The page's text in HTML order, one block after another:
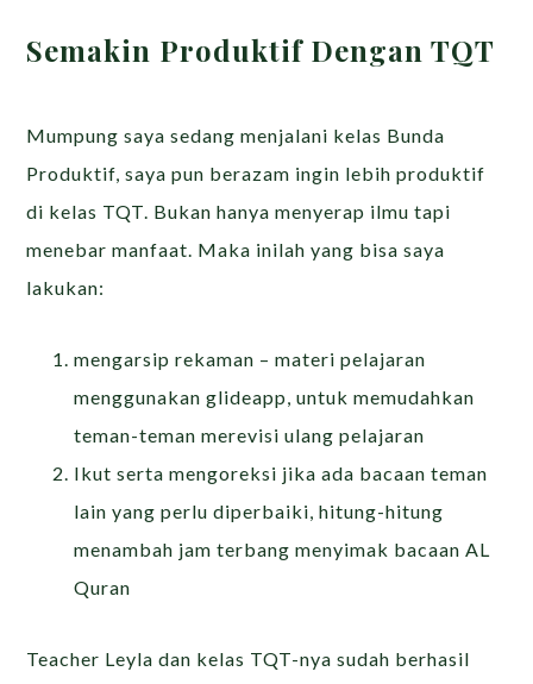
Semakin Produktif Dengan TQT
Mumpung saya sedang menjalani kelas Bunda
Produktif, saya pun berazam ingin lebih produktif
di kelas TQT. Bukan hanya menyerap ilmu tapi
menebar manfaat. Maka inilah yang bisa saya
lakukan:
mengarsip rekaman – materi pelajaran
menggunakan glideapp, untuk memudahkan
teman-teman merevisi ulang pelajaran
Ikut serta mengoreksi jika ada bacaan teman
lain yang perlu diperbaiki, hitung-hitung
menambah jam terbang menyimak bacaan AL
Quran
Teacher Leyla dan kelas TQT-nya sudah berhasil